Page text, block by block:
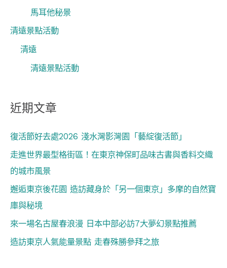
馬耳他秘景
清遠景點活動
清遠
清遠景點活動
近期文章
復活節好去處2026 淺水灣影灣園「藝綻復活節」
走進世界最型格街區！在東京神保町品味古書與香料交織
的城市風景
邂逅東京後花園 造訪藏身於「另一個東京」多摩的自然寶
庫與秘境
來一場名古屋春浪漫 日本中部必訪7大夢幻景點推薦
造訪東京人氣能量景點 走春殊勝參拜之旅